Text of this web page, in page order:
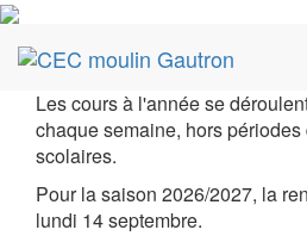
Les cours à l'année se
chaque semaine, hors
scolaires.
Pour la saison 2026/2027, la
lundi 14 septembre.